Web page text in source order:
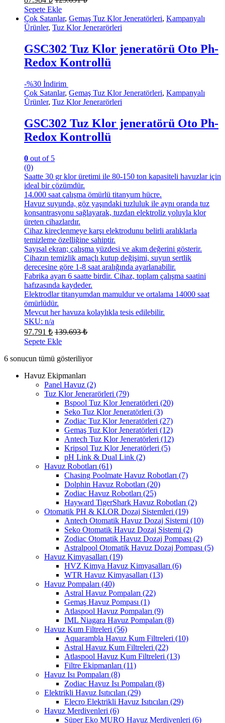
Sepete Ekle
Çok Satanlar, Gemaş Tuz Klor Jeneratörleri, Kampanyalı
Ürünler, Tuz Klor Jenerarörleri
GSC302 Tuz Klor jeneratörü Oto Ph-
Redox Kontrollü
-%30 İndirim
Çok Satanlar, Gemaş Tuz Klor Jeneratörleri, Kampanyalı
Ürünler, Tuz Klor Jenerarörleri
GSC302 Tuz Klor jeneratörü Oto Ph-
Redox Kontrollü
0 out of 5
(0)
Saatte 30 gr klor üretimi ile 80-150 ton kapasiteli havuzlar için
ideal bir çözümdür.
14.000 saat çalışma ömürlü titanyum hücre.
Havuz suyunda, göz yaşındaki tuzluluk ile aynı oranda tuz
konsantrasyonu sağlayarak, tuzdan elektroliz yoluyla klor
üreten cihazlardır.
Cihaz kireçlenmeye karşı elektrodunu belirli aralıklarla
temizleme özelliğine sahiptir.
Sayısal ekran; çalışma yüzdesi ve akım değerini gösterir.
Cihazın temizlik amaçlı kutup değişimi, suyun sertlik
derecesine göre 1-8 saat aralığında ayarlanabilir.
Fabrika ayarı 6 saatte birdir. Cihaz, toplam çalışma saatini
hafızasında kaydeder.
Elektrodlar titanyumdan mamuldur ve ortalama 14000 saat
ömürlüdür.
Mevcut her havuza kolaylıkla tesis edilebilir.
SKU: n/a
97.791 ₺ 139.693₺
Sepete Ekle
6 sonucun tümü gösteriliyor
Havuz Ekipmanları
Panel Havuz (2)
Tuz Klor Jenerarörleri (79)
Bspool Tuz Klor Jeneratörleri (20)
Seko Tuz Klor Jeneratörleri (3)
Zodiac Tuz Klor Jeneratörleri (27)
Gemaş Tuz Klor Jeneratörleri (12)
Antech Tuz Klor Jeneratörleri (12)
Kripsol Tuz Klor Jeneratörleri (5)
pH Link & Dual Link (2)
Havuz Robotları (61)
Chasing Poolmate Havuz Robotları (7)
Dolphin Havuz Robotları (20)
Zodiac Havuz Robotları (25)
Hayward TigerShark Havuz Robotları (2)
Otomatik PH & KLOR Dozaj Sistemleri (19)
Antech Otomatik Havuz Dozaj Sistemi (10)
Seko Otomatik Havuz Dozaj Sistemi (2)
Zodiac Otomatik Havuz Dozaj Pompası (2)
Astralpool Otomatik Havuz Dozaj Pompası (5)
Havuz Kimyasalları (19)
HVZ Kimya Havuz Kimyasalları (6)
WTR Havuz Kimyasalları (13)
Havuz Pompaları (40)
Astral Havuz Pompaları (22)
Gemaş Havuz Pompası (1)
Atlaspool Havuz Pompaları (9)
IML Niagara Havuz Pompaları (8)
Havuz Kum Filtreleri (56)
Aquarambla Havuz Kum Filtreleri (10)
Astral Havuz Kum Filtreleri (22)
Atlaspool Havuz Kum Filtreleri (13)
Filtre Ekipmanları (11)
Havuz Isı Pompaları (8)
Zodiac Havuz Isı Pompaları (8)
Elektrikli Havuz Isıtıcıları (29)
Elecro Elektrikli Havuz Isıtıcıları (29)
Havuz Merdivenleri (6)
Süper Eko MURO Havuz Merdivenleri (6)